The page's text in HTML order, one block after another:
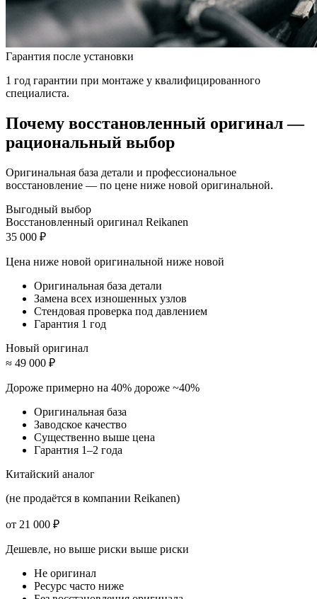
Гарантия после установки
1 год гарантии при монтаже у квалифицированного
специалиста.
Почему восстановленный оригинал —
рациональный выбор
Оригинальная база детали и профессиональное
восстановление — по цене ниже новой оригинальной.
Выгодный выбор
Восстановленный оригинал Reikanen
35 000 ₽
Цена ниже новой оригинальной ниже новой
Оригинальная база детали
Замена всех изношенных узлов
Стендовая проверка под давлением
Гарантия 1 год
Новый оригинал
≈ 49 000 ₽
Дороже примерно на 40% дороже ~40%
Оригинальная база
Заводское качество
Существенно выше цена
Гарантия 1–2 года
Китайский аналог
(не продаётся в компании Reikanen)
от 21 000 ₽
Дешевле, но выше риски выше риски
Не оригинал
Ресурс часто ниже